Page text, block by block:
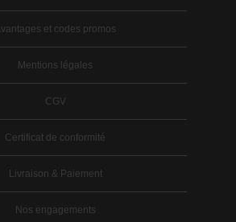
et codes promos
Mentions légales
CGV
Certificat de conformité
Livraison & Paiement
Nos engagements